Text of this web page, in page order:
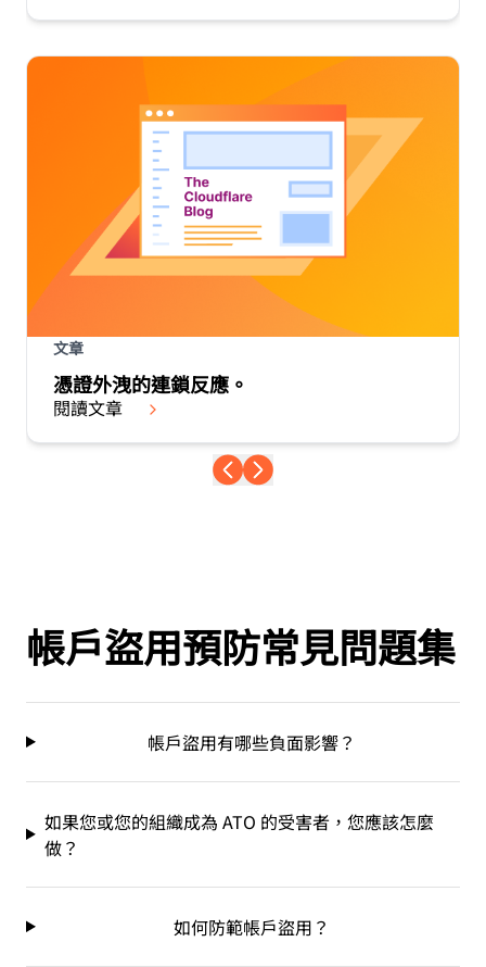
文章
憑證外洩的連鎖反應。
閱讀文章
帳戶盜用預防常見問題集
帳戶盜用有哪些負面影響？
如果您或您的組織成為 ATO 的受害者，您應該怎麼
做？
如何防範帳戶盜用？